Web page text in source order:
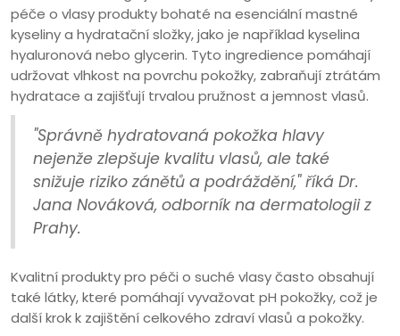
péče o vlasy produkty bohaté na esenciální mastné
kyseliny a hydratační složky, jako je například kyselina
hyaluronová nebo glycerin. Tyto ingredience pomáhají
udržovat vlhkost na povrchu pokožky, zabraňují ztrátám
hydratace a zajišťují trvalou pružnost a jemnost vlasů.
"Správně hydratovaná pokožka hlavy
nejenže zlepšuje kvalitu vlasů, ale také
snižuje riziko zánětů a podráždění," říká Dr.
Jana Nováková, odborník na dermatologii z
Prahy.
Kvalitní produkty pro péči o suché vlasy často obsahují
také látky, které pomáhají vyvažovat pH pokožky, což je
další krok k zajištění celkového zdraví vlasů a pokožky.